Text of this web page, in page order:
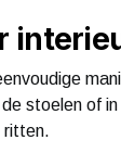
stoelen of
ritten.